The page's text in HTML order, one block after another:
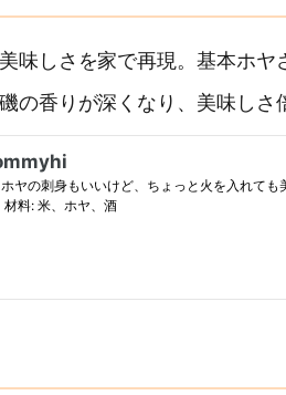
味しさを家で再現。基本ホ
の香りが深くなり、美味しさ